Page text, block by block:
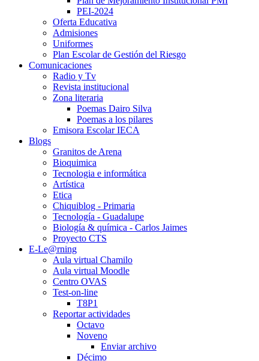
PEI-2024
Oferta Educativa
Admisiones
Uniformes
Plan Escolar de Gestión del Riesgo
Comunicaciones
Radio y Tv
Revista institucional
Zona literaria
Poemas Dairo Silva
Poemas a los pilares
Emisora Escolar IECA
Blogs
Granitos de Arena
Bioquimica
Tecnologia e informática
Artística
Etica
Chiquiblog - Primaria
Tecnología - Guadalupe
Biología & química - Carlos Jaimes
Proyecto CTS
E-Le@rning
Aula virtual Chamilo
Aula virtual Moodle
Centro OVAS
Test-on-line
T8P1
Reportar actividades
Octavo
Noveno
Enviar archivo
Décimo